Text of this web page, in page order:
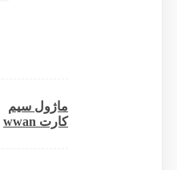
ماژول سیم
کارت wwan